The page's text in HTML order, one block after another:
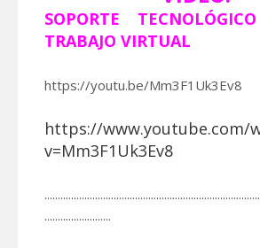
SOPORTE
TRABAJO VIRTUAL
https://youtu.be/Mm3F1Uk3Ev8
https://www.youtube.com/
v=Mm3F1Uk3Ev8
.........................